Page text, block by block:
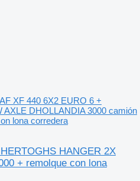
XF 440 6X2 EURO 6 +
DHOLLANDIA 3000 camión
lona corredera
HANGER 2X
+ remolque con lona